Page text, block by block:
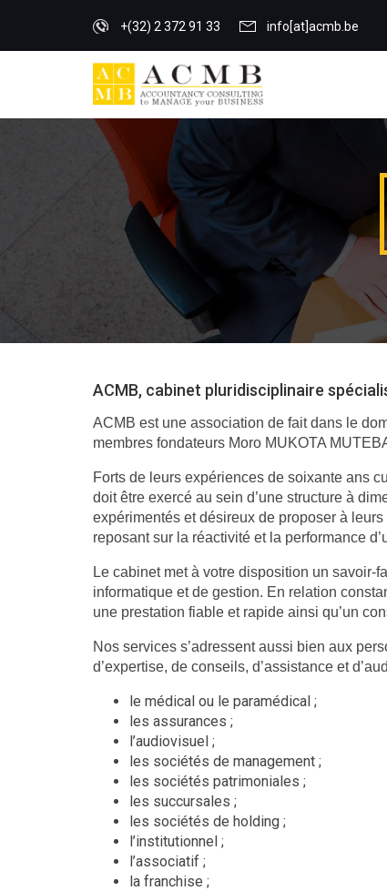
+(32) 2 372 91 33 info[at]acmb.be
ACMB, cabinet pluridisciplinaire
ACMB est une association de fait dans le
membres fondateurs Moro MUKOTA
Forts de leurs expériences de soixante ans
doit être exercé au sein d’une structure à
expérimentés et désireux de proposer à
reposant sur la réactivité et la performance
Le cabinet met à votre disposition un
informatique et de gestion. En relation
une prestation fiable et rapide ainsi qu’un
Nos services s’adressent aussi bien aux
d’expertise, de conseils, d’assistance et
le médical ou le paramédical ;
les assurances ;
l’audiovisuel ;
les sociétés de management ;
les sociétés patrimoniales ;
les succursales ;
les sociétés de holding ;
l’institutionnel ;
l’associatif ;
la franchise ;